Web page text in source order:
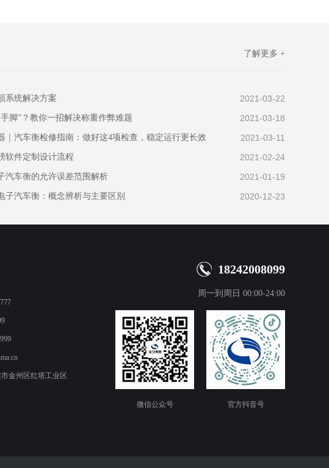
了解更多 +
系统解决方案 2021-03-22
脚”？教你一招解决称重作弊难题 2021-03-18
｜汽车衡检修指南：做好这4项检查，稳定运行更长效 2021-03-11
软件定制设计流程 2021-02-24
汽车衡的允许误差范围解析 2021-01-19
子汽车衡：概念辨析与主要区别 2020-12-23
金州区红塔工业区
18242008099
周一到周日 00:00-24:00
官方抖音号
微信公众号